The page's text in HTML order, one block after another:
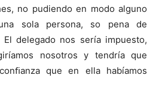
no pudiendo en modo alguno
sola persona, so pena de
delegado nos sería impuesto,
nosotros y tendría que
que en ella habíamos